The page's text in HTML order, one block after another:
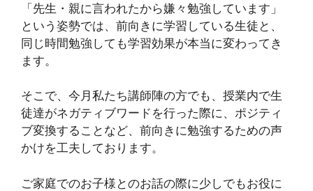
「先生・親に言われたから嫌々勉強しています」
という姿勢では、前向きに学習している生徒と、
同じ時間勉強しても学習効果が本当に変わってき
ます。
そこで、今月私たち講師陣の方でも、授業内で生
徒達がネガティブワードを行った際に、ポジティ
ブ変換することなど、前向きに勉強するための声
かけを工夫しております。
ご家庭でのお子様とのお話の際に少しでもお役に